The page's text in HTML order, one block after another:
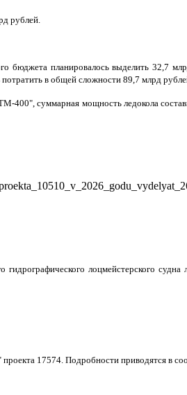
рублей.
планировалось выделить 32,7
в общей сложности 89,7 млрд
суммарная мощность ледокола
лоцмейстерского
17574. Подробности приводятся в